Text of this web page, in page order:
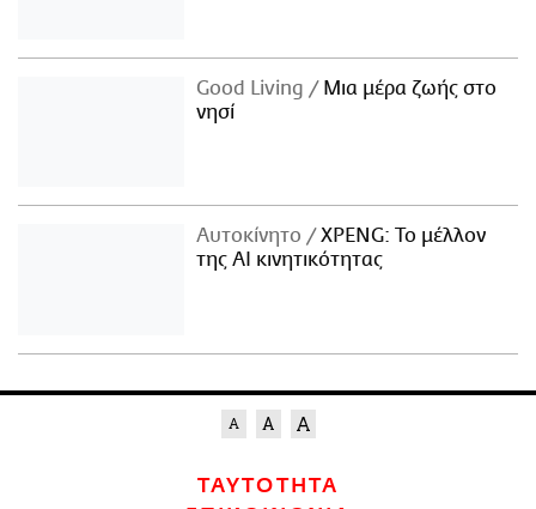
Good Living
Μια μέρα ζωής στο
νησί
Αυτοκίνητο
XPENG: Το μέλλον
της AI κινητικότητας
ΤΑΥΤΟΤΗΤΑ